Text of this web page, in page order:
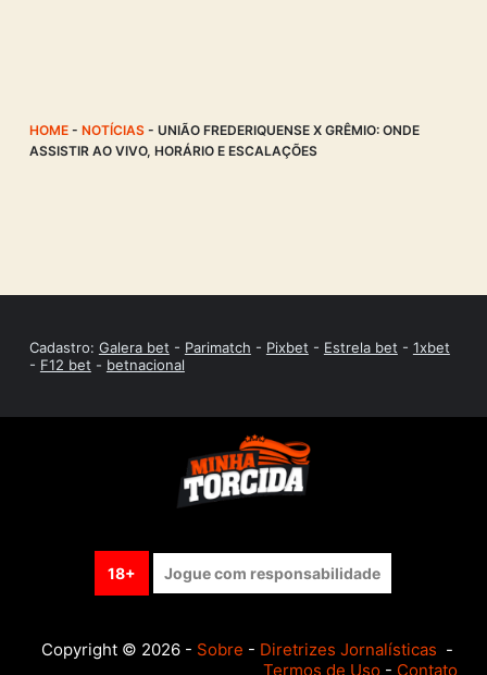
HOME- NOTÍCIAS- UNIÃO FREDERIQUENSE X GRÊMIO: ONDE
ASSISTIR AO VIVO, HORÁRIO E ESCALAÇÕES
Cadastro: Galera bet - Parimatch - Pixbet - Estrela bet - 1xbet
- F12 bet - betnacional
18+ Jogue com responsabilidade
Copyright © 2026 - Sobre - Diretrizes Jornalísticas -
Termos de Uso - Contato